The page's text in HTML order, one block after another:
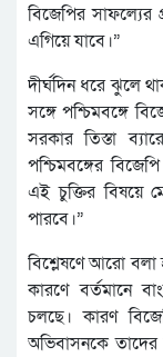
বিজেপির সাফল্যের
এগিয়ে যাবে।”
দীর্ঘদিন ধরে ঝুলে
সঙ্গে পশ্চিমবঙ্গে
সরকার তিস্তা
পশ্চিমবঙ্গের
এই চুক্তির বিষয়ে
পারবে।”
বিশ্লেষণে আরো বলা
কারণে বর্তমানে
চলছে। কারণ
অভিবাসনকে তাদের